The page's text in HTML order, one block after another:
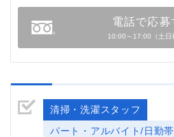
電話で応募
10:00～17:00（土日
清掃・洗濯スタッフ
パート・アルバイト/日勤帯